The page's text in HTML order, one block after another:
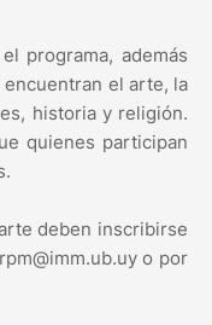
programa, además
el arte, la
historia y religión.
quienes participan
deben inscribirse
o por